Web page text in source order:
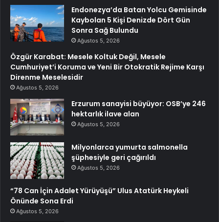
Endonezya’da Batan Yolcu Gemisinde
Kaybolan 5 Kişi Denizde Dört Gün
Sonra Sağ Bulundu
Ağustos 5, 2026
Özgür Karabat: Mesele Koltuk Değil, Mesele
Cumhuriyet’i Koruma ve Yeni Bir Otokratik Rejime Karşı
Direnme Meselesidir
Ağustos 5, 2026
Erzurum sanayisi büyüyor: OSB’ye 246
hektarlık ilave alan
Ağustos 5, 2026
Milyonlarca yumurta salmonella
şüphesiyle geri çağırıldı
Ağustos 5, 2026
“78 Can İçin Adalet Yürüyüşü” Ulus Atatürk Heykeli
Önünde Sona Erdi
Ağustos 5, 2026